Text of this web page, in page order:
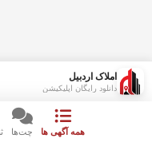
املاک اردبیل
دانلود رایگان اپلیکیشن
همه آگهی ها چت‌ها